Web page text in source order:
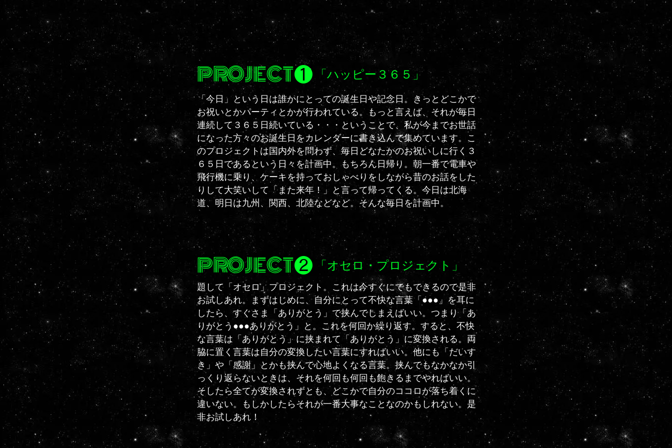
PROJECT❶ 「ハッピー３６５」
「​今日」という日は誰かにとっての誕生日や記念日。きっとどこかで
お祝いとかパーティとかが行われている。もっと言えば、それが毎日
連続して３６５日続いている・・・ということで、私が今までお世話
になった方々のお誕生日をカレンダーに書き込んで集めています。こ
のプロジェクトは国内外を問わず、毎日どなたかのお祝いしに行く３
６５日であるという日々を計画中。もちろん日帰り。朝一番で電車や
飛行機に乗り、ケーキを持っておしゃべりをしながら昔のお話をした
りして大笑いして「また来年！」と言って帰ってくる。今日は北海
道、明日は九州、関西、北陸などなど。そんな毎日を計画中。
PROJECT❷ 「オセロ・プロジェクト」
​題して「オセロ」プロジェクト。これは今すぐにでもできるので是非
お試しあれ。まずはじめに、自分にとって不快な言葉「●●●」を耳に
したら、すぐさま「ありがとう」で挟んでしまえばいい。つまり「あ
りがとう●●●ありがとう」と。これを何回か繰り返す。すると、不快
な言葉は「ありがとう」に挟まれて「ありがとう」に変換される。両
脇に置く言葉は自分の変換したい言葉にすればいい。他にも「だいす
き」や「感謝」とかも挟んで心地よくなる言葉。挟んでもなかなか引
っくり返らないときは、それを何回も何回も飽きるまでやればいい。
そしたら全てが変換されずとも、どこかで自分のココロが落ち着くに
違いない。もしかしたらそれが一番大事なことなのかもしれない。是
非お試しあれ！